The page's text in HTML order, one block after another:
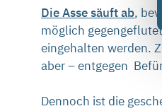
Die Asse säuft ab,
möglich
eingehalten werden.
aber – entgegen
Dennoch ist die